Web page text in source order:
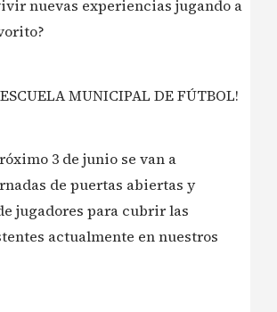
nuevas experiencias jugando a
MUNICIPAL DE FÚTBOL!
3 de junio se van a
de puertas abiertas y
jugadores para cubrir las
actualmente en nuestros